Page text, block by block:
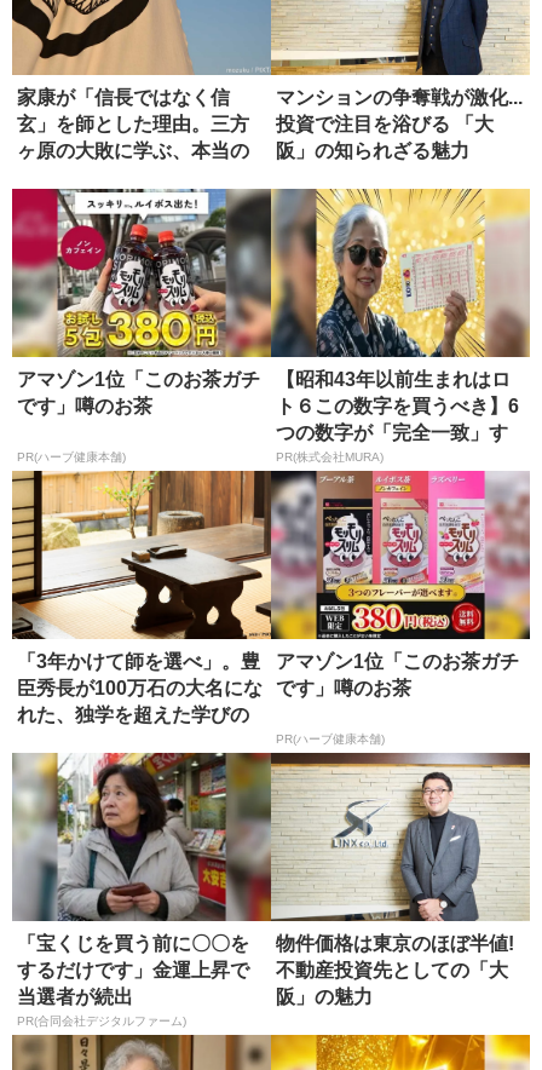
家康が「信長ではなく信
玄」を師とした理由。三方
ヶ原の大敗に学ぶ、本当の
マンションの争奪戦が激化...
投資で注目を浴びる 「大
阪」の知られざる魅力
アマゾン1位「このお茶ガチ
です」噂のお茶
PR(ハーブ健康本舗)
【昭和43年以前生まれはロ
ト６この数字を買うべき】6
つの数字が「完全一致」す
る方...
PR(株式会社MURA)
「3年かけて師を選べ」。豊
臣秀長が100万石の大名にな
れた、独学を超えた学びの
アマゾン1位「このお茶ガチ
です」噂のお茶
PR(ハーブ健康本舗)
「宝くじを買う前に〇〇を
するだけです」金運上昇で
当選者が続出
PR(合同会社デジタルファーム)
物件価格は東京のほぼ半値!
不動産投資先としての「大
阪」の魅力